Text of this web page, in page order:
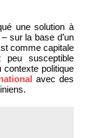
une solution à
sur la base d’un
comme capitale
susceptible
contexte politique
avec des